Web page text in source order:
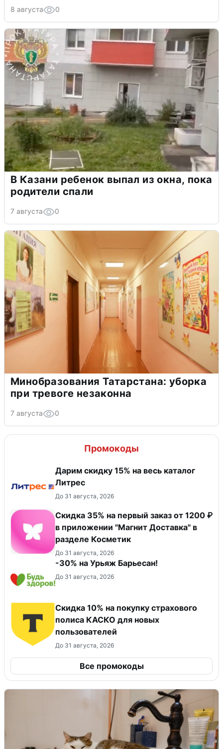
8 августа 0
В Казани ребенок выпал из окна, пока
родители спали
7 августа 0
Минобразования Татарстана: уборка
при тревоге незаконна
7 августа 0
Промокоды
Дарим скидку 15% на весь каталог
Литрес
До 31 августа, 2026
​Скидка 35% на первый заказ от 1200 ₽
в приложении "Магнит Доставка"​ в
разделе Косметик
До 31 августа, 2026
-30% на Урьяж Барьесан!
До 31 августа, 2026
Скидка 10% на покупку страхового
полиса КАСКО для новых
пользователей
До 31 августа, 2026
Все промокоды